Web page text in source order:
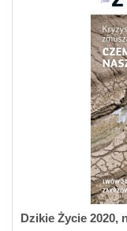
Dzikie Życie 2020,